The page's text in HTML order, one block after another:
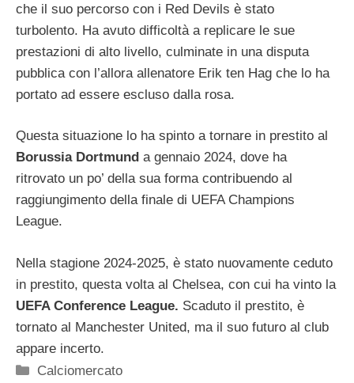
che il suo percorso con i Red Devils è stato
turbolento. Ha avuto difficoltà a replicare le sue
prestazioni di alto livello, culminate in una disputa
pubblica con l’allora allenatore Erik ten Hag che lo ha
portato ad essere escluso dalla rosa.
Questa situazione lo ha spinto a tornare in prestito al
Borussia Dortmund a gennaio 2024, dove ha
ritrovato un po’ della sua forma contribuendo al
raggiungimento della finale di UEFA Champions
League.
Nella stagione 2024-2025, è stato nuovamente ceduto
in prestito, questa volta al Chelsea, con cui ha vinto la
UEFA Conference League. Scaduto il prestito, è
tornato al Manchester United, ma il suo futuro al club
appare incerto.
Categorie
Calciomercato